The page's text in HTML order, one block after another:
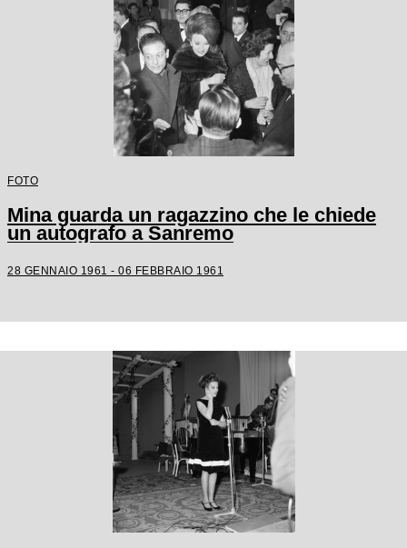
FOTO
Mina guarda un ragazzino che le chiede
un autografo a Sanremo
28 GENNAIO 1961 - 06 FEBBRAIO 1961